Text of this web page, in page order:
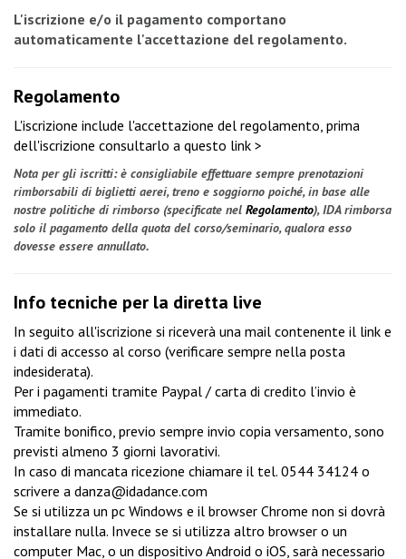
L'iscrizione e/o il pagamento comportano
automaticamente l'accettazione del regolamento.
Regolamento
L'iscrizione include l'accettazione del regolamento, prima
dell'iscrizione consultarlo a questo link >
Nota per gli iscritti: è consigliabile effettuare sempre prenotazioni
rimborsabili di biglietti aerei, treno e soggiorno poiché, in base alle
nostre politiche di rimborso (specificate nel Regolamento), IDA rimborsa
solo il pagamento della quota del corso/seminario, qualora esso
dovesse essere annullato.
Info tecniche per la diretta live
In seguito all'iscrizione si riceverà una mail contenente il link e
i dati di accesso al corso (verificare sempre nella posta
indesiderata).
Per i pagamenti tramite Paypal / carta di credito l’invio è
immediato.
Tramite bonifico, previo sempre invio copia versamento, sono
previsti almeno 3 giorni lavorativi.
In caso di mancata ricezione chiamare il tel. 0544 34124 o
scrivere a danza@idadance.com
Se si utilizza un pc Windows e il browser Chrome non si dovrà
installare nulla. Invece se si utilizza altro browser o un
computer Mac, o un dispositivo Android o iOS, sarà necessario